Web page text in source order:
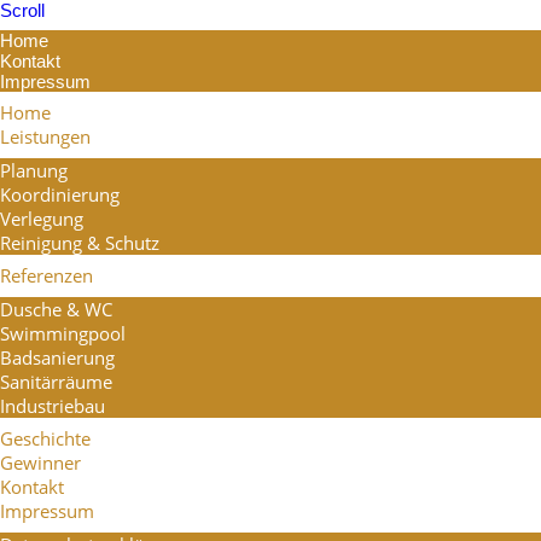
Scroll
Home
Kontakt
Impressum
Home
Leistungen
Planung
Koordinierung
Verlegung
Reinigung & Schutz
Referenzen
Dusche & WC
Swimmingpool
Badsanierung
Sanitärräume
Industriebau
Geschichte
Gewinner
Kontakt
Impressum